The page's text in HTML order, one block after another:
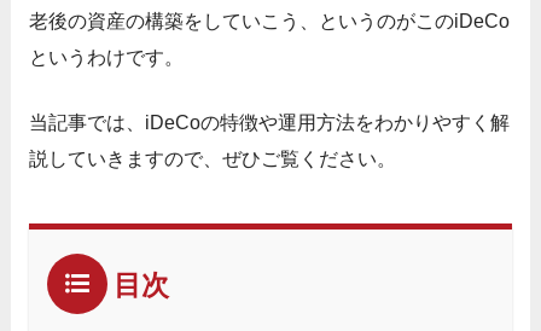
老後の資産の構築をしていこう、というのがこのiDeCo
というわけです。
当記事では、iDeCoの特徴や運用方法をわかりやすく解
説していきますので、ぜひご覧ください。
目次